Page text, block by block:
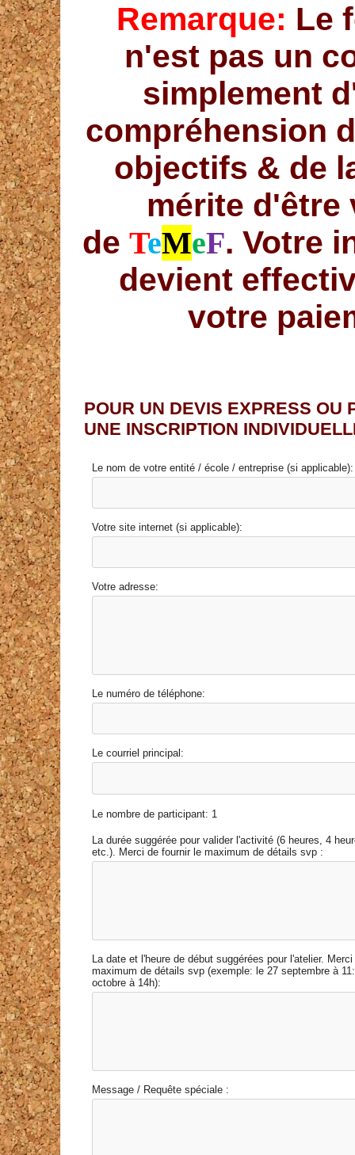
Remarque: Le
n'est pas un
simplement
compréhension
objectifs & de
mérite d'être
de TeMeF. Votre
devient
votre
POUR UN DEVIS EXPRESS OU
UNE INSCRIPTION
Le nom de votre entité / école / entreprise (si applicable):
Votre site internet (si applicable):
Votre adresse:
Le numéro de téléphone:
Le courriel principal:
Le nombre de participant: 1
La durée suggérée pour valider l'activité (6 heures, 4
etc.). Merci de fournir le maximum de détails svp :
La date et l'heure de début suggérées pour l'atelier.
maximum de détails svp (exemple: le 27 septembre à
octobre à 14h):
Message / Requête spéciale :